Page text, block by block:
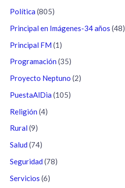
Política (805)
Principal en Imágenes-34 años (48)
Principal FM (1)
Programación (35)
Proyecto Neptuno (2)
PuestaAlDia (105)
Religión (4)
Rural (9)
Salud (74)
Seguridad (78)
Servicios (6)